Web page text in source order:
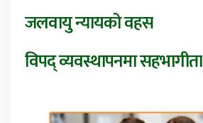
जलवायु न्यायको वहस
विपद् व्यवस्थापनमा सहभागीता